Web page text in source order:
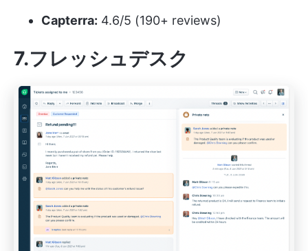
Capterra: 4.6/5 (190+ reviews)
7.フレッシュデスク